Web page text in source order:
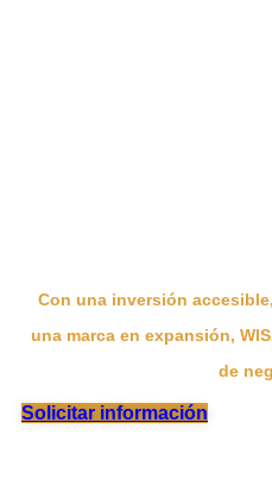
Con una inversión
una marca en expansión,
de
Solicitar información